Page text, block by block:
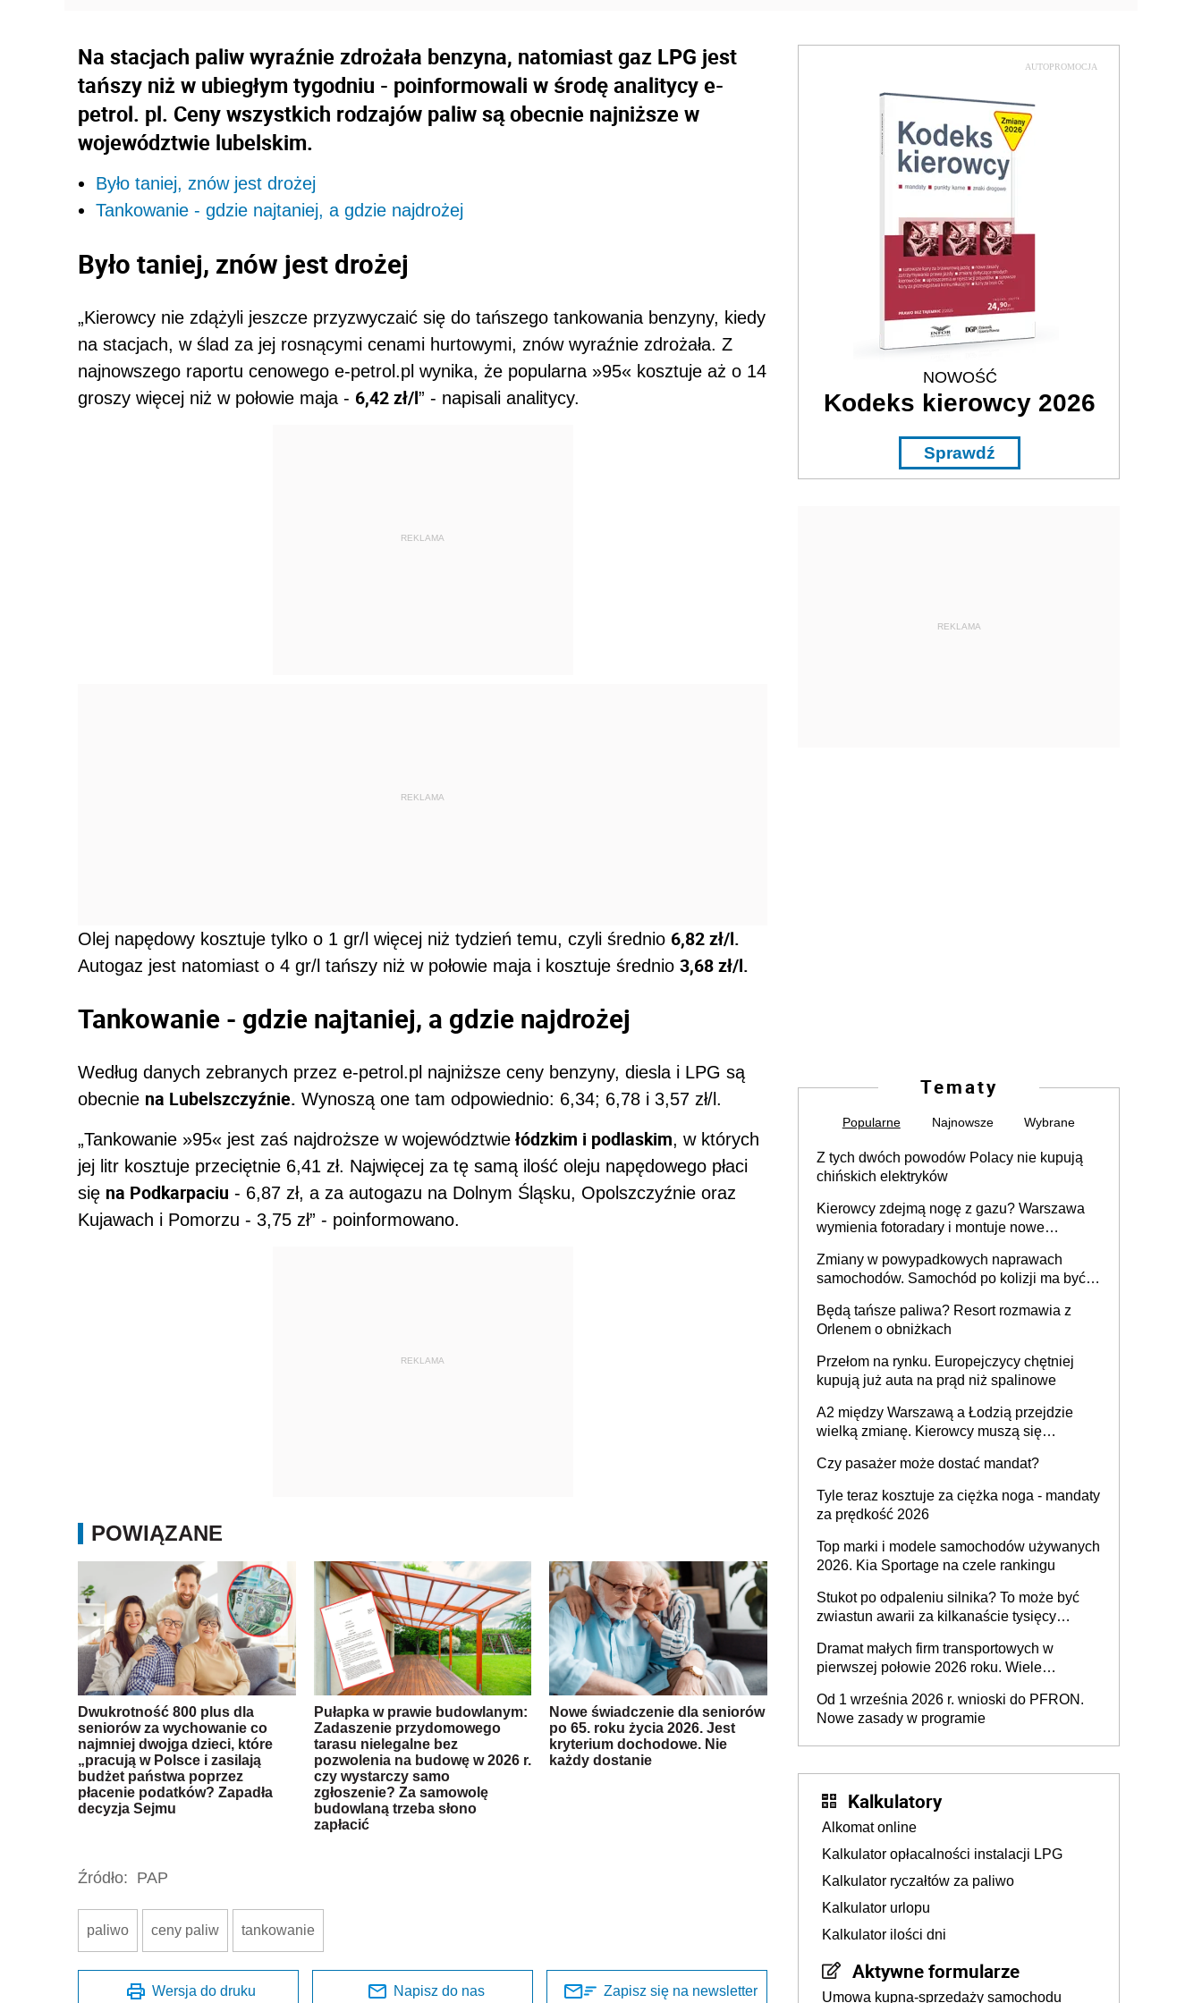
Na stacjach paliw wyraźnie zdrożała benzyna, natomiast gaz LPG jest
tańszy niż w ubiegłym tygodniu - poinformowali w środę analitycy e-
petrol. pl. Ceny wszystkich rodzajów paliw są obecnie najniższe w
województwie lubelskim.
Było taniej, znów jest drożej
Tankowanie - gdzie najtaniej, a gdzie najdrożej
Było taniej, znów jest drożej
„Kierowcy nie zdążyli jeszcze przyzwyczaić się do tańszego tankowania benzyny, kiedy
na stacjach, w ślad za jej rosnącymi cenami hurtowymi, znów wyraźnie zdrożała. Z
najnowszego raportu cenowego e-petrol.pl wynika, że popularna »95« kosztuje aż o 14
groszy więcej niż w połowie maja - 6,42 zł/l” - napisali analitycy.
REKLAMA
REKLAMA
Olej napędowy kosztuje tylko o 1 gr/l więcej niż tydzień temu, czyli średnio 6,82 zł/l.
Autogaz jest natomiast o 4 gr/l tańszy niż w połowie maja i kosztuje średnio 3,68 zł/l.
Tankowanie - gdzie najtaniej, a gdzie najdrożej
Według danych zebranych przez e-petrol.pl najniższe ceny benzyny, diesla i LPG są
obecnie na Lubelszczyźnie. Wynoszą one tam odpowiednio: 6,34; 6,78 i 3,57 zł/l.
„Tankowanie »95« jest zaś najdroższe w województwie łódzkim i podlaskim, w których
jej litr kosztuje przeciętnie 6,41 zł. Najwięcej za tę samą ilość oleju napędowego płaci
się na Podkarpaciu - 6,87 zł, a za autogazu na Dolnym Śląsku, Opolszczyźnie oraz
Kujawach i Pomorzu - 3,75 zł” - poinformowano.
REKLAMA
POWIĄZANE
Dwukrotność 800 plus dla
seniorów za wychowanie co
najmniej dwojga dzieci, które
„pracują w Polsce i zasilają
budżet państwa poprzez
płacenie podatków? Zapadła
decyzja Sejmu
Pułapka w prawie budowlanym:
Zadaszenie przydomowego
tarasu nielegalne bez
pozwolenia na budowę w 2026 r.
czy wystarczy samo
zgłoszenie? Za samowolę
budowlaną trzeba słono
zapłacić
Nowe świadczenie dla seniorów
po 65. roku życia 2026. Jest
kryterium dochodowe. Nie
każdy dostanie
Źródło: PAP
paliwo ceny paliw tankowanie
Wersja do druku Napisz do nas Zapisz się na newsletter
AUTOPROMOCJA
NOWOŚĆ
Kodeks kierowcy 2026
Sprawdź
REKLAMA
Tematy
Popularne Najnowsze Wybrane
Z tych dwóch powodów Polacy nie kupują
chińskich elektryków
Kierowcy zdejmą nogę z gazu? Warszawa
wymienia fotoradary i montuje nowe
Zmiany w powypadkowych naprawach
samochodów. Samochód po kolizji ma być
technologią producenta
Będą tańsze paliwa? Resort rozmawia z
Orlenem o obniżkach
Przełom na rynku. Europejczycy chętniej
kupują już auta na prąd niż spalinowe
A2 między Warszawą a Łodzią przejdzie
wielką zmianę. Kierowcy muszą się
Czy pasażer może dostać mandat?
Tyle teraz kosztuje za ciężka noga - mandaty
za prędkość 2026
Top marki i modele samochodów używanych
2026. Kia Sportage na czele rankingu
Stukot po odpaleniu silnika? To może być
zwiastun awarii za kilkanaście tysięcy
Dramat małych firm transportowych w
pierwszej połowie 2026 roku. Wiele
Od 1 września 2026 r. wnioski do PFRON.
Nowe zasady w programie
Kalkulatory
Alkomat online
Kalkulator opłacalności instalacji LPG
Kalkulator ryczałtów za paliwo
Kalkulator urlopu
Kalkulator ilości dni
Aktywne formularze
Umowa kupna-sprzedaży samochodu